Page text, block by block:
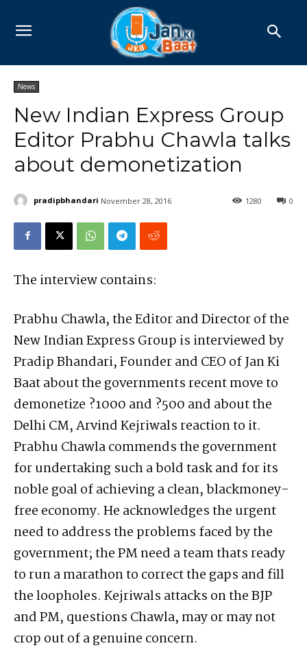
News
New Indian Express Group
Editor Prabhu Chawla talks
about demonetization
pradipbhandari November 28, 2016 0
1280
The interview contains:
Prabhu Chawla, the Editor and Director of the
New Indian Express Group is interviewed by
Pradip Bhandari, Founder and CEO of Jan Ki
Baat about the governments recent move to
demonetize ?1000 and ?500 and about the
Delhi CM, Arvind Kejriwals reaction to it.
Prabhu Chawla commends the government
for undertaking such a bold task and for its
noble goal of achieving a clean, blackmoney-
free economy. He acknowledges the urgent
need to address the problems faced by the
government; the PM need a team thats ready
to run a marathon to correct the gaps and fill
the loopholes. Kejriwals attacks on the BJP
and PM, questions Chawla, may or may not
crop out of a genuine concern.